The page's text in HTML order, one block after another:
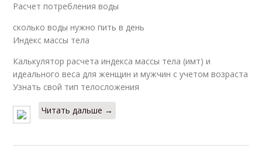
Расчет потребления воды
сколько воды нужно пить в день
Индекс массы тела
Калькулятор расчета индекса массы тела (имт) и
идеального веса для женщин и мужчин с учетом возраста
Узнать свой тип телосложения
Читать дальше →